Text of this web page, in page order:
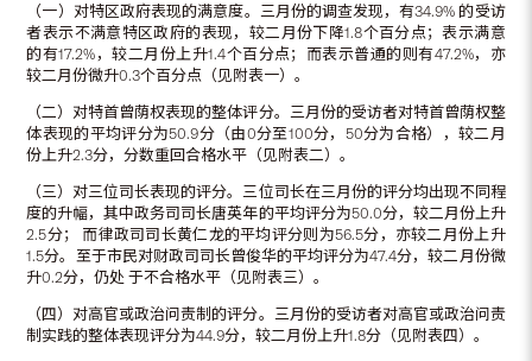
（一）对特区政府表现的满意度。三月份的调查发现，有34.9% 的受访
者表示不满意特区政府的表现，较二月份下降1.8个百分点；表示满意
的有17.2%，较二月份上升1.4个百分点；而表示普通的则有47.2%，亦
较二月份微升0.3个百分点（见附表一）。
（二）对特首曾荫权表现的整体评分。三月份的受访者对特首曾荫权整
体表现的平均评分为50.9分（由0分至100分，50分为合格），较二月
份上升2.3分，分数重回合格水平（见附表二）。
（三）对三位司长表现的评分。三位司长在三月份的评分均出现不同程
度的升幅，其中政务司司长唐英年的平均评分为50.0分，较二月份上升
2.5分； 而律政司司长黄仁龙的平均评分则为56.5分，亦较二月份上升
1.5分。至于市民对财政司司长曾俊华的平均评分为47.4分，较二月份微
升0.2分，仍处 于不合格水平（见附表三）。
（四）对高官或政治问责制的评分。三月份的受访者对高官或政治问责
制实践的整体表现评分为44.9分，较二月份上升1.8分（见附表四）。